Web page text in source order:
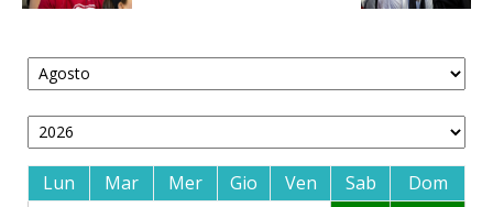
Lun Mar Mer Gio Ven Sab Dom